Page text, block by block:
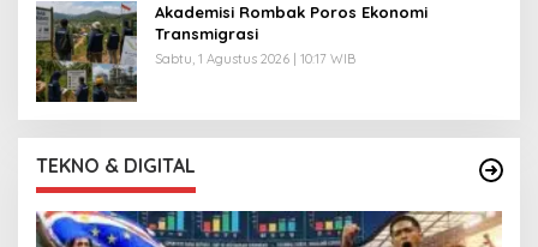
Akademisi Rombak Poros Ekonomi
Transmigrasi
Sabtu, 1 Agustus 2026 | 10:17 WIB
TEKNO & DIGITAL